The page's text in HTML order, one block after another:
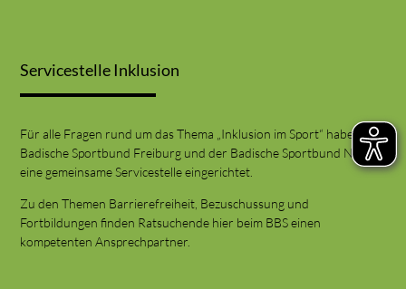
Servicestelle Inklusion
Für alle Fragen rund um das Thema „Inklusion im Sport“ haben der
Badische Sportbund Freiburg und der Badische Sportbund Nord
eine gemeinsame Servicestelle eingerichtet.
Zu den Themen Barrierefreiheit, Bezuschussung und
Fortbildungen finden Ratsuchende hier beim BBS einen
kompetenten Ansprechpartner.